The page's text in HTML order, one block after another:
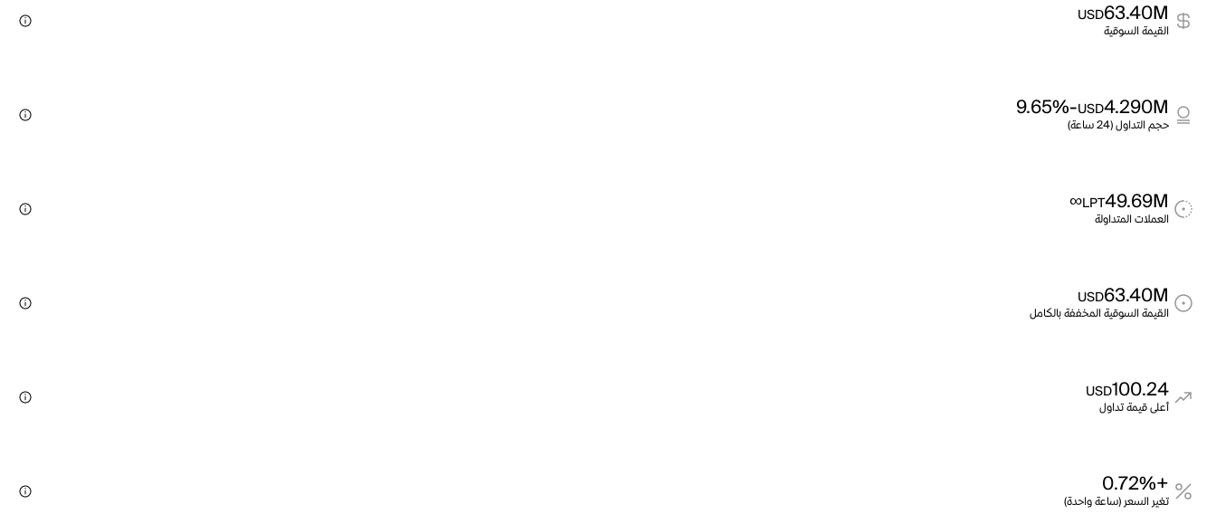
63.40M
USD
القيمة السوقية
4.290M
USD
-9.65%
حجم التداول (24 ساعة)
49.69M
LPT
∞
العملات المتداولة
63.40M
USD
القيمة السوقية المخففة بالكامل
100.24
USD
أعلى قيمة تداول
+0.72%
تغير السعر (ساعة واحدة)